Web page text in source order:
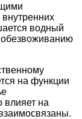
водный
обезвоживанию
на функции
влияет на